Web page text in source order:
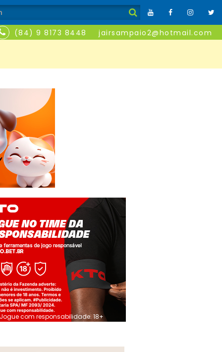
(84) 9 8173 8448 jairsampaio2@hotmail.com
Jogue com responsabilidade. 18+